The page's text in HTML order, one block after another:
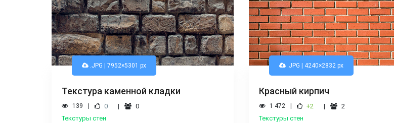
.JPG | 7952×5301 px
Текстура каменной кладки
139 0
0
Текстуры стен
.JPG | 4240×2832 px
Красный кирпич
1 472 +2
2
Текстуры стен